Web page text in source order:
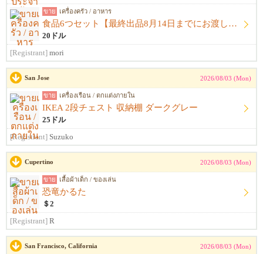
ขาย เครื่องครัว / อาหาร
食品6つセット【最終出品8月14日までにお渡し希望】
20ドル
[Registrant] mori
San Jose 2026/08/03 (Mon)
ขาย เครื่องเรือน / ตกแต่งภายใน
IKEA 2段チェスト 収納棚 ダークグレー
25ドル
[Registrant] Suzuko
Cupertino 2026/08/03 (Mon)
ขาย เสื้อผ้าเด็ก / ของเล่น
恐竜かるた
＄2
[Registrant] R
San Francisco, California 2026/08/03 (Mon)